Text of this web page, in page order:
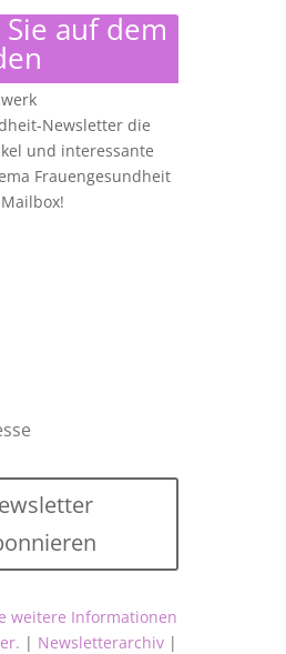
auf dem
Newsletter die
und interessante
Frauengesundheit
weitere Informationen
| Newsletterarchiv|